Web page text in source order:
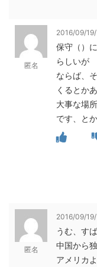
匿名
2016/09/
保守（）
らしいが
ならば、
くるとか
大事な場
です、と
匿名
2016/09/
うむ、す
中国から
アメリカ